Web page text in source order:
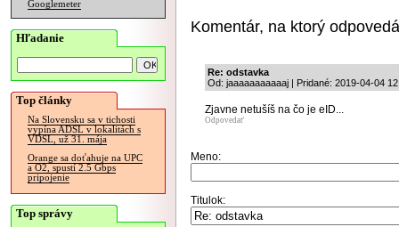
Googlemeter
Hľadanie
Top články
Na Slovensku sa v tichosti
vypína ADSL v lokalitách s
VDSL, už 31. mája
Orange sa doťahuje na UPC
a O2, spustí 2.5 Gbps
pripojenie
Top správy
Komentár, na ktorý
Re: odstavka
Od: jaaaaaaaaaaaj | Pridané: 2019-04-04
Zjavne netušíš na čo je eID...
Odpovedať
Meno:
Titulok: